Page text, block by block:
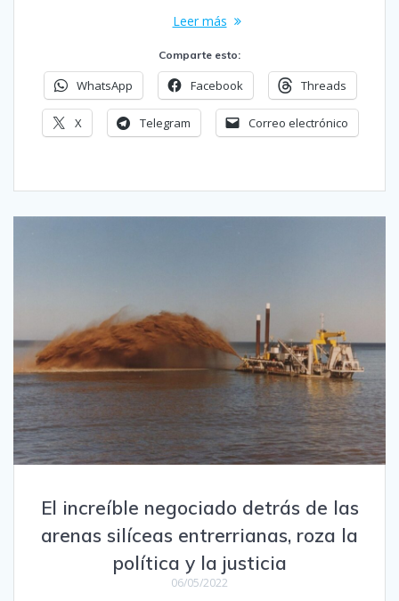
Leer más
Comparte esto:
WhatsApp Facebook Threads
X Telegram Correo electrónico
El increíble negociado detrás de las
arenas silíceas entrerrianas, roza la
política y la justicia
06/05/2022